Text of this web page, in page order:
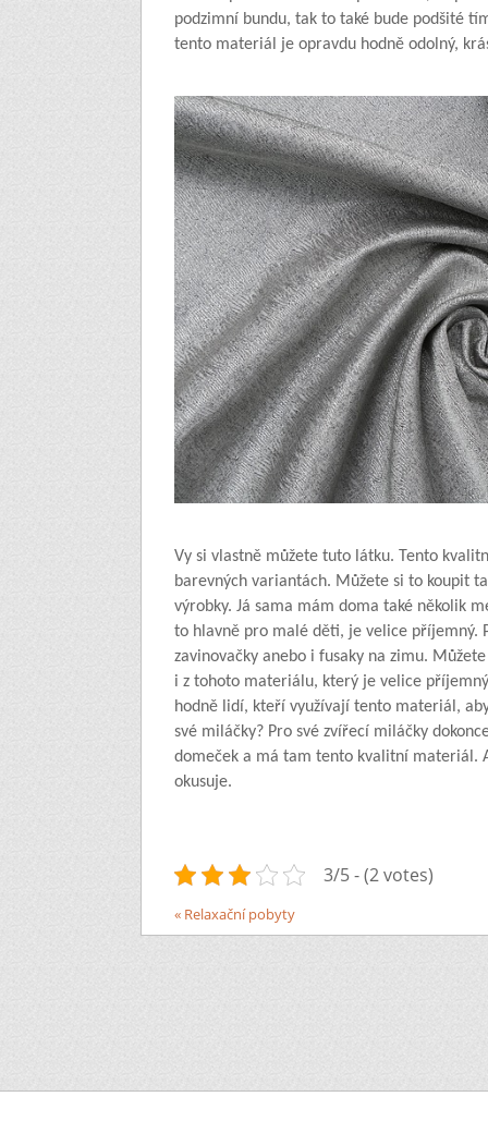
podzimní bundu, tak to také bude podšité
tento materiál je opravdu hodně odolný,
Vy si vlastně můžete tuto látku. Tento
barevných variantách. Můžete si to koupit
výrobky. Já sama mám doma také několik
to hlavně pro malé děti, je velice příjemný.
zavinovačky anebo i fusaky na zimu.
i z tohoto materiálu, který je velice
hodně lidí, kteří využívají tento materiál,
své miláčky? Pro své zvířecí miláčky
domeček a má tam tento kvalitní materiál.
okusuje.
3/5 - (2 votes)
« Relaxační pobyty